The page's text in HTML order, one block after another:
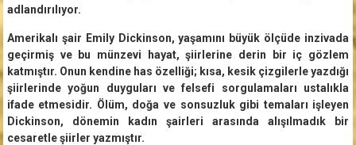
adlandırılıyor.
Amerikalı şair Emily Dickinson, yaşamını büyük ölçüde inzivada
geçirmiş ve bu münzevi hayat, şiirlerine derin bir iç gözlem
katmıştır. Onun kendine has özelliği; kısa, kesik çizgilerle yazdığı
şiirlerinde yoğun duyguları ve felsefi sorgulamaları ustalıkla
ifade etmesidir. Ölüm, doğa ve sonsuzluk gibi temaları işleyen
Dickinson, dönemin kadın şairleri arasında alışılmadık bir
cesaretle şiirler yazmıştır.